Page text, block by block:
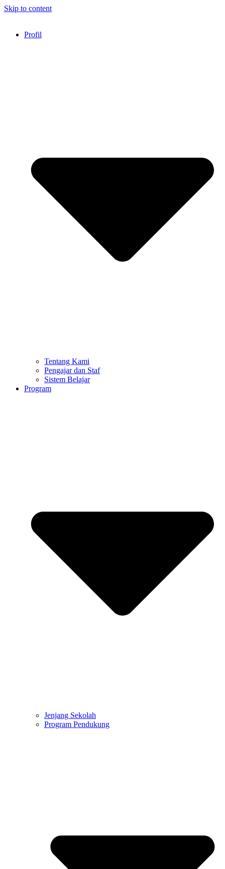
Skip to content
Profil
Tentang Kami
Pengajar dan Staf
Sistem Belajar
Program
Jenjang Sekolah
Program Pendukung